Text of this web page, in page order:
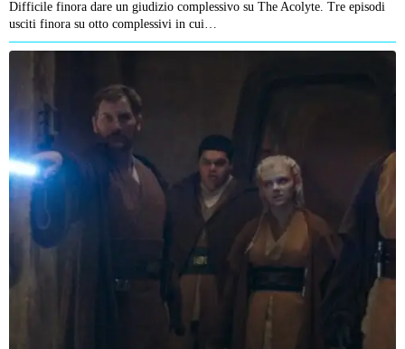
Difficile finora dare un giudizio complessivo su The Acolyte. Tre episodi
usciti finora su otto complessivi in cui…